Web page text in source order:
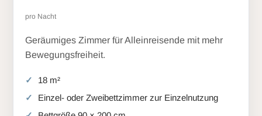
pro Nacht
Geräumiges Zimmer für Alleinreisende mit mehr
Bewegungsfreiheit.
18 m²
Einzel- oder Zweibettzimmer zur Einzelnutzung